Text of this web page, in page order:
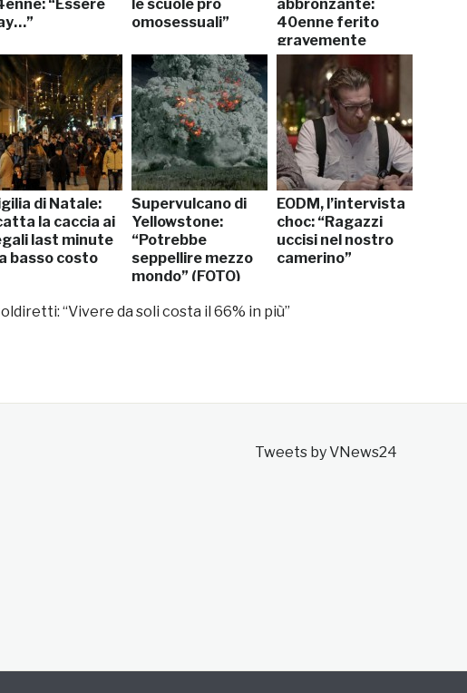
“Essere
le scuole pro
omosessuali”
abbronzante:
40enne ferito
gravemente
di Natale:
la caccia ai
last minute
basso costo
Supervulcano di
Yellowstone:
“Potrebbe
seppellire mezzo
mondo” (FOTO)
EODM, l’intervista
choc: “Ragazzi
uccisi nel nostro
camerino”
“Vivere da soli costa il 66% in più”
Tweets by VNews24